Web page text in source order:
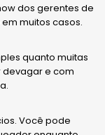
dos gerentes de
muitos casos.
quanto muitas
e com
Você pode